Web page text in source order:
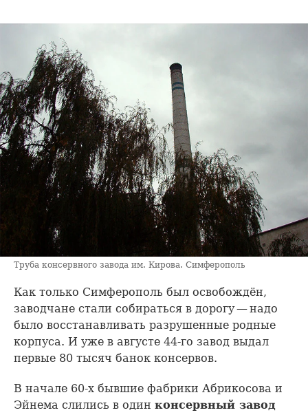
Труба консервного завода им. Кирова. Симферополь
Как только Симферополь был освобождён,
заводчане стали собираться в дорогу — надо
было восстанавливать разрушенные родные
корпуса. И уже в августе 44-го завод выдал
первые 80 тысяч банок консервов.
В начале 60-х бывшие фабрики Абрикосова и
Эйнема слились в один консервный завод